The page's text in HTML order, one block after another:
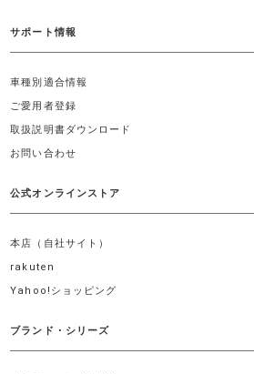
サポート情報
車種別適合情報
ご愛用者登録
取扱説明書ダウンロード
お問い合わせ
公式オンラインストア
本店（自社サイト）
rakuten
Yahoo!ショッピング
ブランド・シリーズ